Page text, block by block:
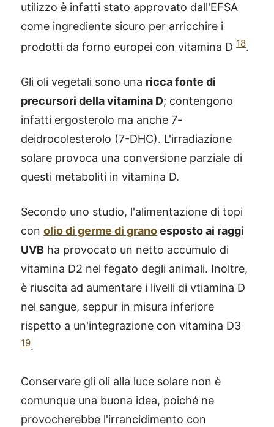
utilizzo è infatti stato approvato dall'EFSA
come ingrediente sicuro per arricchire i
prodotti da forno europei con vitamina D 18.
Gli oli vegetali sono una ricca fonte di
precursori della vitamina D; contengono
infatti ergosterolo ma anche 7-
deidrocolesterolo (7-DHC). L'irradiazione
solare provoca una conversione parziale di
questi metaboliti in vitamina D.
Secondo uno studio, l'alimentazione di topi
con olio di germe di granoesposto ai raggi
UVB ha provocato un netto accumulo di
vitamina D2 nel fegato degli animali. Inoltre,
è riuscita ad aumentare i livelli di vtiamina D
nel sangue, seppur in misura inferiore
rispetto a un'integrazione con vitamina D3
19.
Conservare gli oli alla luce solare non è
comunque una buona idea, poiché ne
provocherebbe l'irrancidimento con